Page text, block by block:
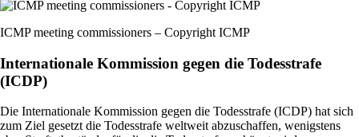
ICMP meeting commissioners – Copyright ICMP
Internationale Kommission gegen die Todesstrafe
(ICDP)
Die Internationale Kommission gegen die Todesstrafe (ICDP) hat sich
zum Ziel gesetzt die Todesstrafe weltweit abzuschaffen, wenigstens